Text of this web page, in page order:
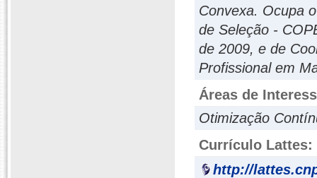
Convexa. Ocupa
de Seleção -
de 2009, e de
Profissional em
Áreas de
Otimização
Currículo Lattes:
http://